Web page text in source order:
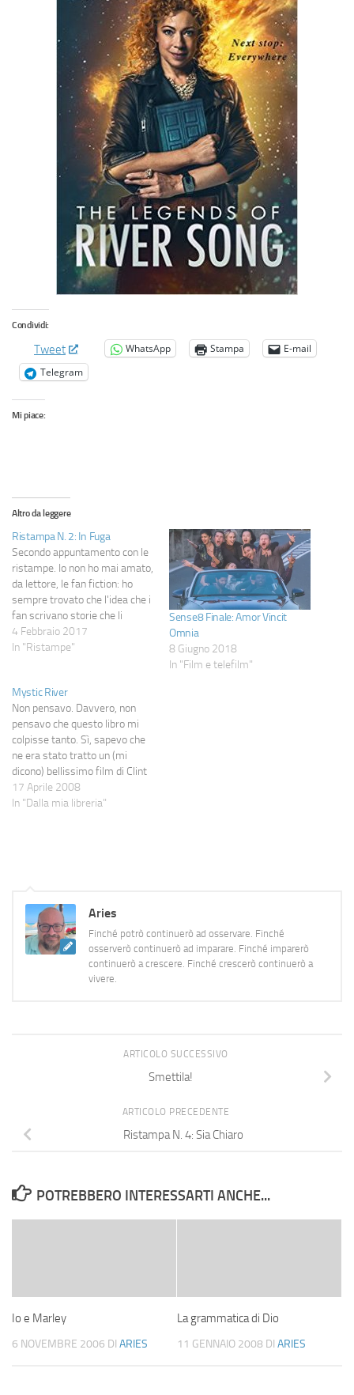
Condividi:
Tweet WhatsApp Stampa
E-mail
Telegram
Mi piace:
Altro da leggere
Ristampa N. 2: In Fuga
Secondo appuntamento con le
ristampe. Io non ho mai amato,
da lettore, le fan fiction: ho
sempre trovato che l'idea che i
fan scrivano storie che li
soddisfino fosse piuttosto
presuntuosa. Questo racconto,
quelli che seguiranno) essere
una fan…
4 Febbraio 2017
In "Ristampe"
Sense8 Finale: Amor Vincit
Omnia
8 Giugno 2018
In "Film e telefilm"
Mystic River
Non pensavo. Davvero, non
pensavo che questo libro mi
colpisse tanto. Sì, sapevo che
ne era stato tratto un (mi
dicono) bellissimo film di Clint
Eastwood, vincitore di un
Oscar; conoscevo la bravura di
17 Aprile 2008
In "Dalla mia libreria"
Aries
Finché potrò continuerò ad osservare. Finché
osserverò continuerò ad imparare. Finché imparerò
continuerò a crescere. Finché crescerò continuerò a
vivere.
ARTICOLO SUCCESSIVO
Smettila!
ARTICOLO PRECEDENTE
Ristampa N. 4: Sia Chiaro
POTREBBERO INTERESSARTI ANCHE...
Io e Marley
6 NOVEMBRE 2006 DI ARIES
La grammatica di Dio
11 GENNAIO 2008 DI ARIES